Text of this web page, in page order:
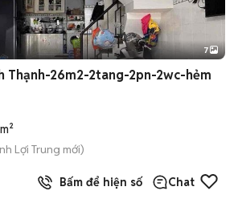
+2
7
Thạnh-26m2-2tang-2pn-2wc-hẻm
Lợi Trung mới)
Bấm để hiện số Chat